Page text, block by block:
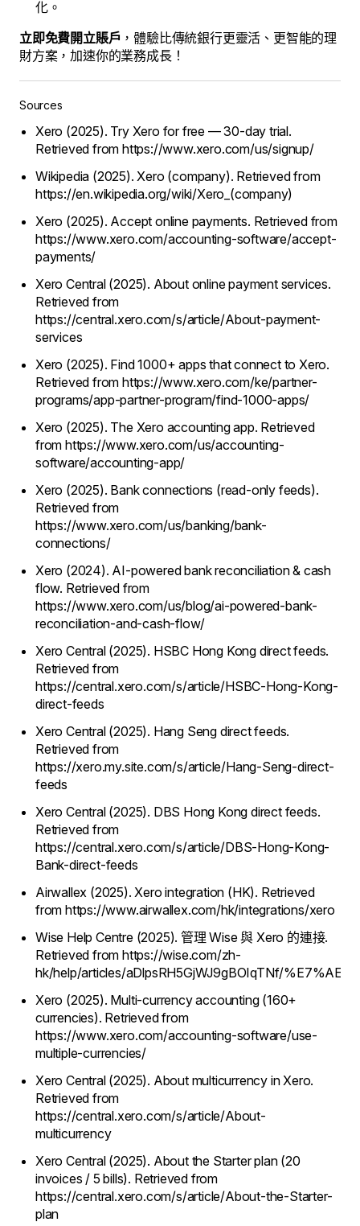
化。
立即免費開立賬戶 ，體驗比傳統銀行更靈活、更智能的理
財方案，加速你的業務成長！
Sources
Xero (2025). Try Xero for free — 30-day trial.
Retrieved from https://www.xero.com/us/signup/
Wikipedia (2025). Xero (company). Retrieved from
https://en.wikipedia.org/wiki/Xero_(company)
Xero (2025). Accept online payments. Retrieved from
https://www.xero.com/accounting-software/accept-
payments/
Xero Central (2025). About online payment services.
Retrieved from
https://central.xero.com/s/article/About-payment-
services
Xero (2025). Find 1000+ apps that connect to Xero.
Retrieved from https://www.xero.com/ke/partner-
programs/app-partner-program/find-1000-apps/
Xero (2025). The Xero accounting app. Retrieved
from https://www.xero.com/us/accounting-
software/accounting-app/
Xero (2025). Bank connections (read-only feeds).
Retrieved from
https://www.xero.com/us/banking/bank-
connections/
Xero (2024). AI-powered bank reconciliation & cash
flow. Retrieved from
https://www.xero.com/us/blog/ai-powered-bank-
reconciliation-and-cash-flow/
Xero Central (2025). HSBC Hong Kong direct feeds.
Retrieved from
https://central.xero.com/s/article/HSBC-Hong-Kong-
direct-feeds
Xero Central (2025). Hang Seng direct feeds.
Retrieved from
https://xero.my.site.com/s/article/Hang-Seng-direct-
feeds
Xero Central (2025). DBS Hong Kong direct feeds.
Retrieved from
https://central.xero.com/s/article/DBS-Hong-Kong-
Bank-direct-feeds
Airwallex (2025). Xero integration (HK). Retrieved
from https://www.airwallex.com/hk/integrations/xero
Wise Help Centre (2025). 管理 Wise 與 Xero 的連接.
Retrieved from https://wise.com/zh-
hk/help/articles/aDlpsRH5GjWJ9gBOIqTNf/
Xero (2025). Multi-currency accounting (160+
currencies). Retrieved from
https://www.xero.com/accounting-software/use-
multiple-currencies/
Xero Central (2025). About multicurrency in Xero.
Retrieved from
https://central.xero.com/s/article/About-
multicurrency
Xero Central (2025). About the Starter plan (20
invoices / 5 bills). Retrieved from
https://central.xero.com/s/article/About-the-Starter-
plan